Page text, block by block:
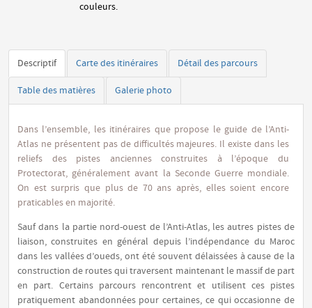
couleurs.
Descriptif Carte des itinéraires Détail des parcours
Table des matières Galerie photo
Dans l’ensemble, les itinéraires que propose le guide de l’Anti-
Atlas ne présentent pas de difficultés majeures. Il existe dans les
reliefs des pistes anciennes construites à l’époque du
Protectorat, généralement avant la Seconde Guerre mondiale.
On est surpris que plus de 70 ans après, elles soient encore
praticables en majorité.
Sauf dans la partie nord-ouest de l’Anti-Atlas, les autres pistes de
liaison, construites en général depuis l’indépendance du Maroc
dans les vallées d’oueds, ont été souvent délaissées à cause de la
construction de routes qui traversent maintenant le massif de part
en part. Certains parcours rencontrent et utilisent ces pistes
pratiquement abandonnées pour certaines, ce qui occasionne de